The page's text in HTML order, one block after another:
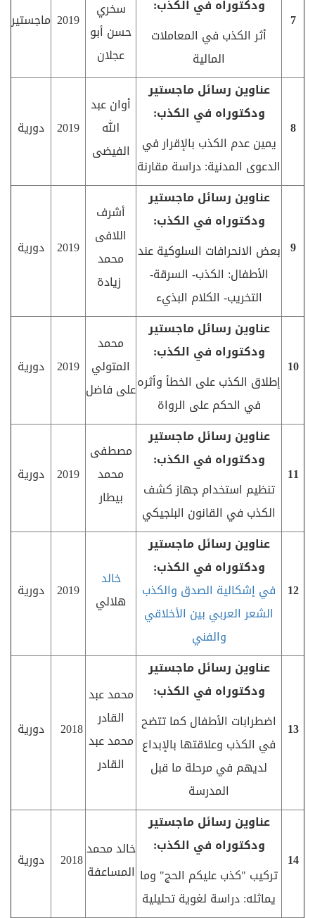
7
ودكتوراه في الكذب:
أثر الكذب في المعاملات
المالية
سخري
حسن أبو
عجلان
2019 ماجستير
8
عناوين رسائل ماجستير
ودكتوراه في الكذب:
يمين عدم الكذب بالإقرار في
الدعوى المدنية: دراسة مقارنة
أوان عبد
الله
الفيضى
2019 دورية
9
عناوين رسائل ماجستير
ودكتوراه في الكذب:
بعض الانحرافات السلوكية عند
الأطفال: الكذب- السرقة-
التخريب- الكلام البذيء
أشرف
اللافى
محمد
زيادة
2019 دورية
10
عناوين رسائل ماجستير
ودكتوراه في الكذب:
إطلاق الكذب على الخطأ وأثره
في الحكم على الرواة
محمد
المتولي
على فاضل
2019 دورية
11
عناوين رسائل ماجستير
ودكتوراه في الكذب:
تنظيم استخدام جهاز كشف
الكذب في القانون البلجيكي
مصطفى
محمد
بيطار
2019 دورية
12
عناوين رسائل ماجستير
ودكتوراه في الكذب:
إشكالية الصدق والكذب في
الشعر العربي بين الأخلاقي
والفني
خالد
هلالي
2019 دورية
13
عناوين رسائل ماجستير
ودكتوراه في الكذب:
اضطرابات الأطفال كما تتضح
في الكذب وعلاقتها بالإبداع
لديهم في مرحلة ما قبل
المدرسة
محمد عبد
القادر
محمد عبد
القادر
2018 دورية
14
عناوين رسائل ماجستير
ودكتوراه في الكذب:
تركيب "كذب عليكم الحج" وما
يماثله: دراسة لغوية تحليلية
خالد محمد
المساعفة
2018 دورية